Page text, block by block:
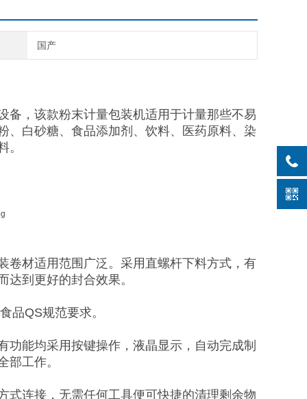
国产
备，该款粉末计量包装机适用于计量那些不易
、白砂糖、食品添加剂、饮料、医药原料、染
。
材适用范围广泛。采用直螺杆下料方式，有
到更好的封合效果。
QS规范要求。
能均采用按键操作，液晶显示，自动完成制
部工作。
连接，无需任何工具便可快捷的清理剩余物